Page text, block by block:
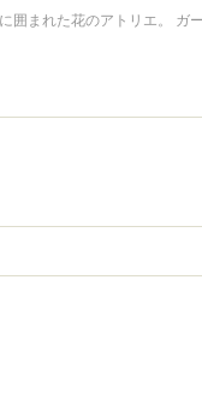
囲まれた花のアトリエ。 ガ